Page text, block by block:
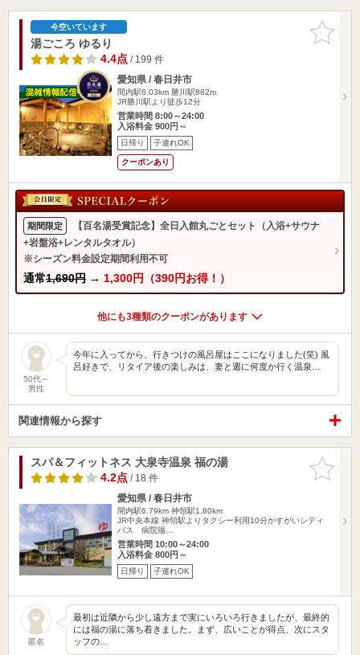
お気に入
りに追加
今空いています
湯ごころ ゆるり
4.4点/ 199 件
愛知県 / 春日井市
間内駅6.03km 勝川駅882m
JR勝川駅より徒歩12分
営業時間 8:00～24:00
入浴料金 900円～
日帰り 子連れOK
クーポンあり
期間限定
【百名湯受賞記念】全日入館丸ごとセット（入浴+サウナ
+岩盤浴+レンタルタオル）
※シーズン料金設定期間利用不可
通常1,690円 → 1,300円（390円お得！）
他にも3種類のクーポンがあります
50代～
男性
今年に入ってから、行きつけの風呂屋はここになりました(笑) 風
呂好きで、リタイア後の楽しみは、妻と週に何度か行く温泉…
関連情報から探す
お気に入
りに追加
スパ＆フィットネス 大泉寺温泉 福の湯
4.2点/ 18 件
愛知県 / 春日井市
間内駅6.79km 神領駅1.80km
JR中央本線 神領駅よりタクシー利用10分かすがいシティ
バス 病院循…
営業時間 10:00～24:00
入浴料金 800円～
日帰り 子連れOK
匿名
最初は近隣から少し遠方まで実にいろいろ行きましたが、最終的
には福の湯に落ち着きました。まず、広いことが得点、次にスタ
ッフの…